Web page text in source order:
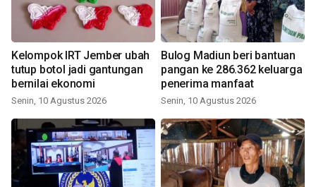
Kelompok IRT Jember ubah
tutup botol jadi gantungan
bernilai ekonomi
Senin, 10 Agustus 2026
Bulog Madiun beri bantuan
pangan ke 286.362 keluarga
penerima manfaat
Senin, 10 Agustus 2026